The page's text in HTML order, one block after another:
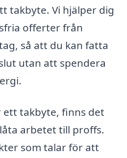
takbyte. Vi hjälper dig
offerter från
så att du kan fatta
utan att spendera
ett takbyte, finns det
arbetet till proffs.
som talar för att